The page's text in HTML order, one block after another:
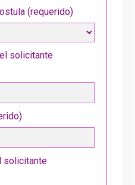
(requerido)
solicitante
solicitante